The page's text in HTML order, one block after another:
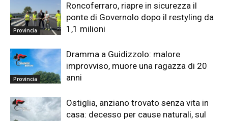
Provincia
Roncoferraro, riapre in sicurezza il
ponte di Governolo dopo il restyling da
1,1 milioni
Provincia
Dramma a Guidizzolo: malore
improvviso, muore una ragazza di 20
anni
Ostiglia, anziano trovato senza vita in
casa: decesso per cause naturali, sul